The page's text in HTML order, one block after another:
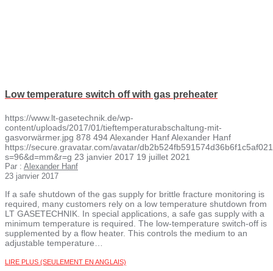
Low temperature switch off with gas preheater
https://www.lt-gasetechnik.de/wp-
content/uploads/2017/01/tieftemperaturabschaltung-mit-
gasvorwärmer.jpg 878 494Alexander HanfAlexander Hanf
https://secure.gravatar.com/avatar/
s=96&d=mm&r=g 23 janvier 2017 19 juillet 2021
Par : Alexander Hanf
23 janvier 2017
If a safe shutdown of the gas supply for brittle fracture monitoring is
required, many customers rely on a low temperature shutdown from
LT GASETECHNIK. In special applications, a safe gas supply with a
minimum temperature is required. The low-temperature switch-off is
supplemented by a flow heater. This controls the medium to an
adjustable temperature…
LIRE PLUS (SEULEMENT EN ANGLAIS)